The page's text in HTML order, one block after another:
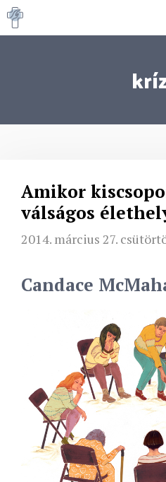
Kilépés
a
Amikor
válságos
2014. március 27.
Candace